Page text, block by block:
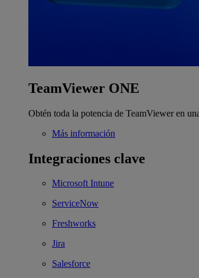
TeamViewer ONE
Obtén toda la potencia de TeamViewer en
Más información
Integraciones clave
Microsoft Intune
ServiceNow
Freshworks
Jira
Salesforce